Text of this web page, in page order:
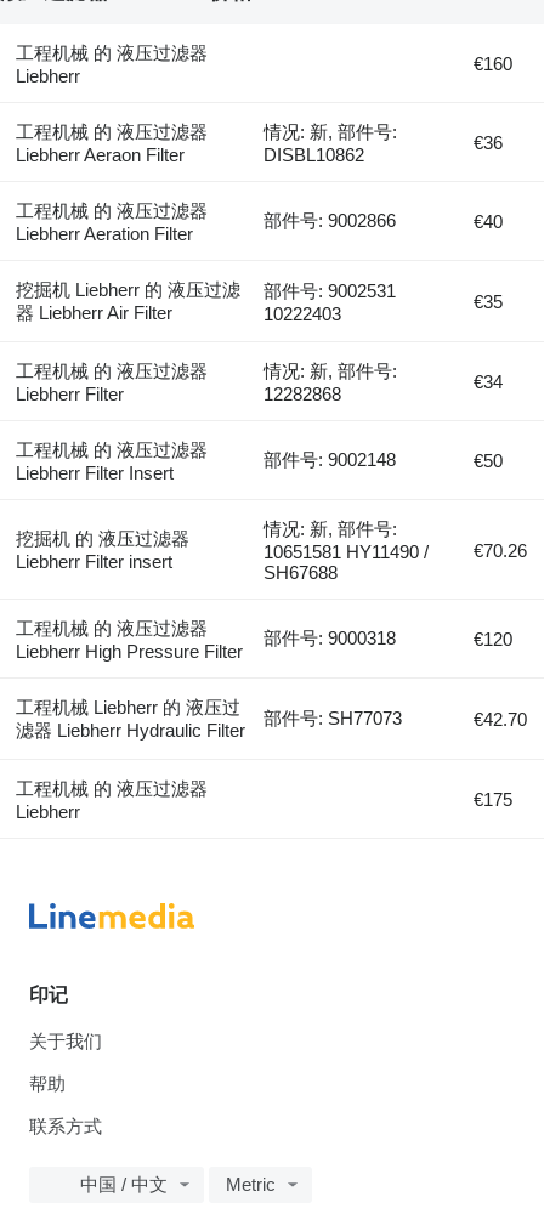
工程机械 的 液压过滤器
Liebherr
€160
工程机械 的 液压过滤器
Liebherr Aeraon Filter
情况: 新, 部件号:
DISBL10862
€36
工程机械 的 液压过滤器
Liebherr Aeration Filter
部件号: 9002866 €40
挖掘机 Liebherr 的 液压过滤
器 Liebherr Air Filter
部件号: 9002531
10222403
€35
工程机械 的 液压过滤器
Liebherr Filter
情况: 新, 部件号:
12282868
€34
工程机械 的 液压过滤器
Liebherr Filter Insert
部件号: 9002148 €50
挖掘机 的 液压过滤器
Liebherr Filter insert
情况: 新, 部件号:
10651581 HY11490 /
SH67688
€70.26
工程机械 的 液压过滤器
Liebherr High Pressure Filter
部件号: 9000318 €120
工程机械 Liebherr 的 液压过
滤器 Liebherr Hydraulic Filter
部件号: SH77073 €42.70
工程机械 的 液压过滤器
Liebherr
€175
印记
关于我们
帮助
联系方式
中国 / 中文 Metric